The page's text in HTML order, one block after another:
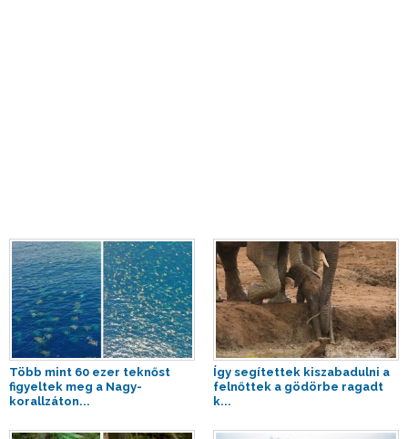
Több mint 60 ezer teknőst
figyeltek meg a Nagy-
korallzáton...
Így segítettek kiszabadulni a
felnőttek a gödörbe ragadt
k...